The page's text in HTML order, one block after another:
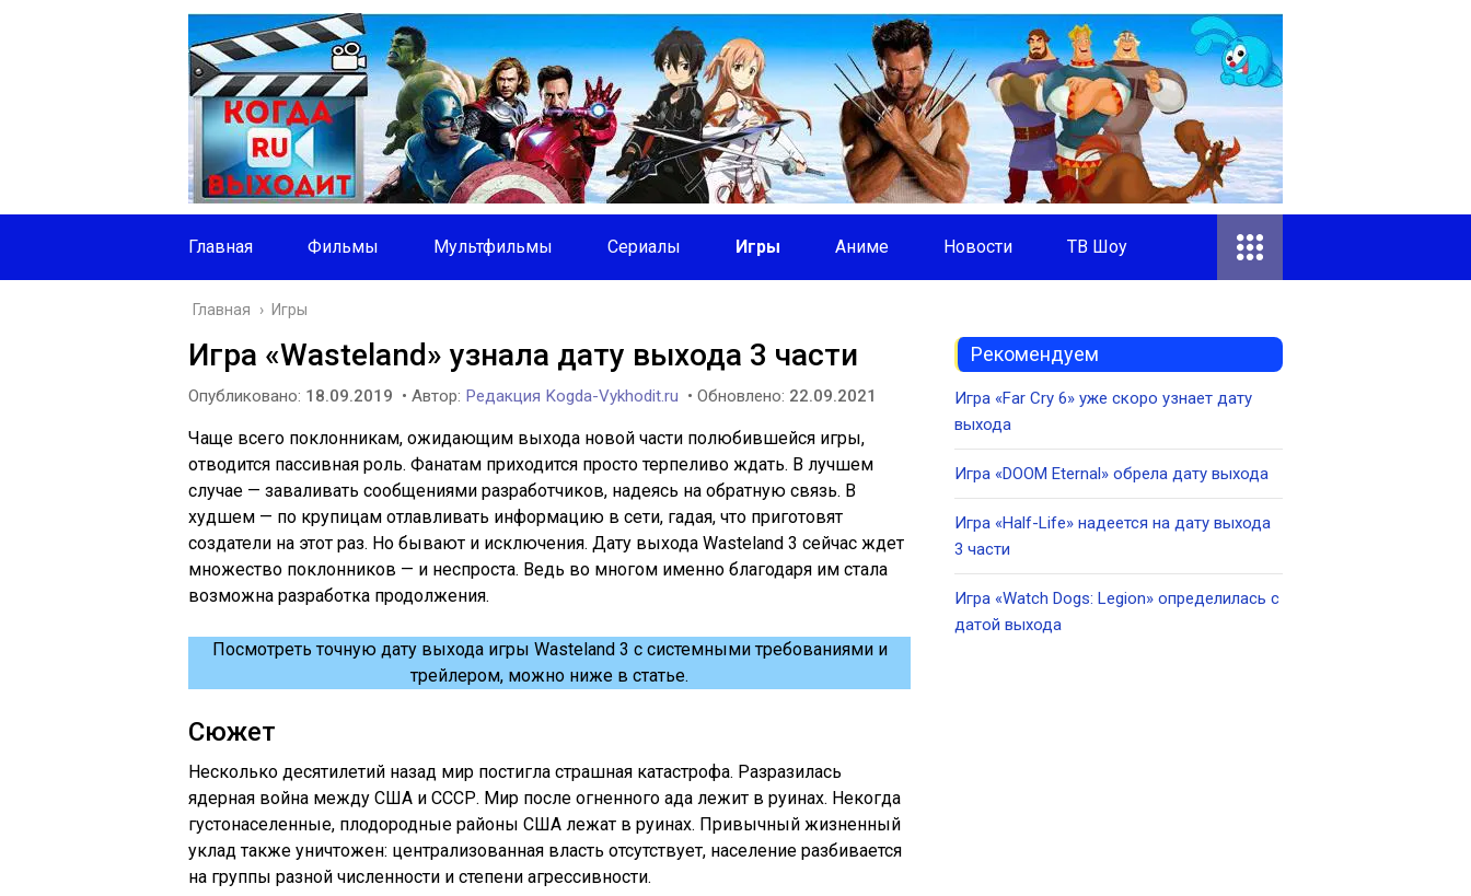
Главная Фильмы Мультфильмы Сериалы Игры Аниме Новости ТВ Шоу
Главная › Игры
Игра «Wasteland» узнала дату выхода 3 части
Опубликовано: 18.09.2019 • Автор: Редакция Kogda-Vykhodit.ru • Обновлено: 22.09.2021
Чаще всего поклонникам, ожидающим выхода новой части полюбившейся игры,
отводится пассивная роль. Фанатам приходится просто терпеливо ждать. В лучшем
случае — заваливать сообщениями разработчиков, надеясь на обратную связь. В
худшем — по крупицам отлавливать информацию в сети, гадая, что приготовят
создатели на этот раз. Но бывают и исключения. Дату выхода Wasteland 3 сейчас ждет
множество поклонников — и неспроста. Ведь во многом именно благодаря им стала
возможна разработка продолжения.
Посмотреть точную дату выхода игры Wasteland 3 с системными требованиями и
трейлером, можно ниже в статье.
Сюжет
Несколько десятилетий назад мир постигла страшная катастрофа. Разразилась
ядерная война между США и СССР. Мир после огненного ада лежит в руинах. Некогда
густонаселенные, плодородные районы США лежат в руинах. Привычный жизненный
уклад также уничтожен: централизованная власть отсутствует, население разбивается
на группы разной численности и степени агрессивности.
Рекомендуем
Игра «Far Cry 6» уже скоро узнает дату
выхода
Игра «DOOM Eternal» обрела дату выхода
Игра «Half-Life» надеется на дату выхода
3 части
Игра «Watch Dogs: Legion» определилась с
датой выхода